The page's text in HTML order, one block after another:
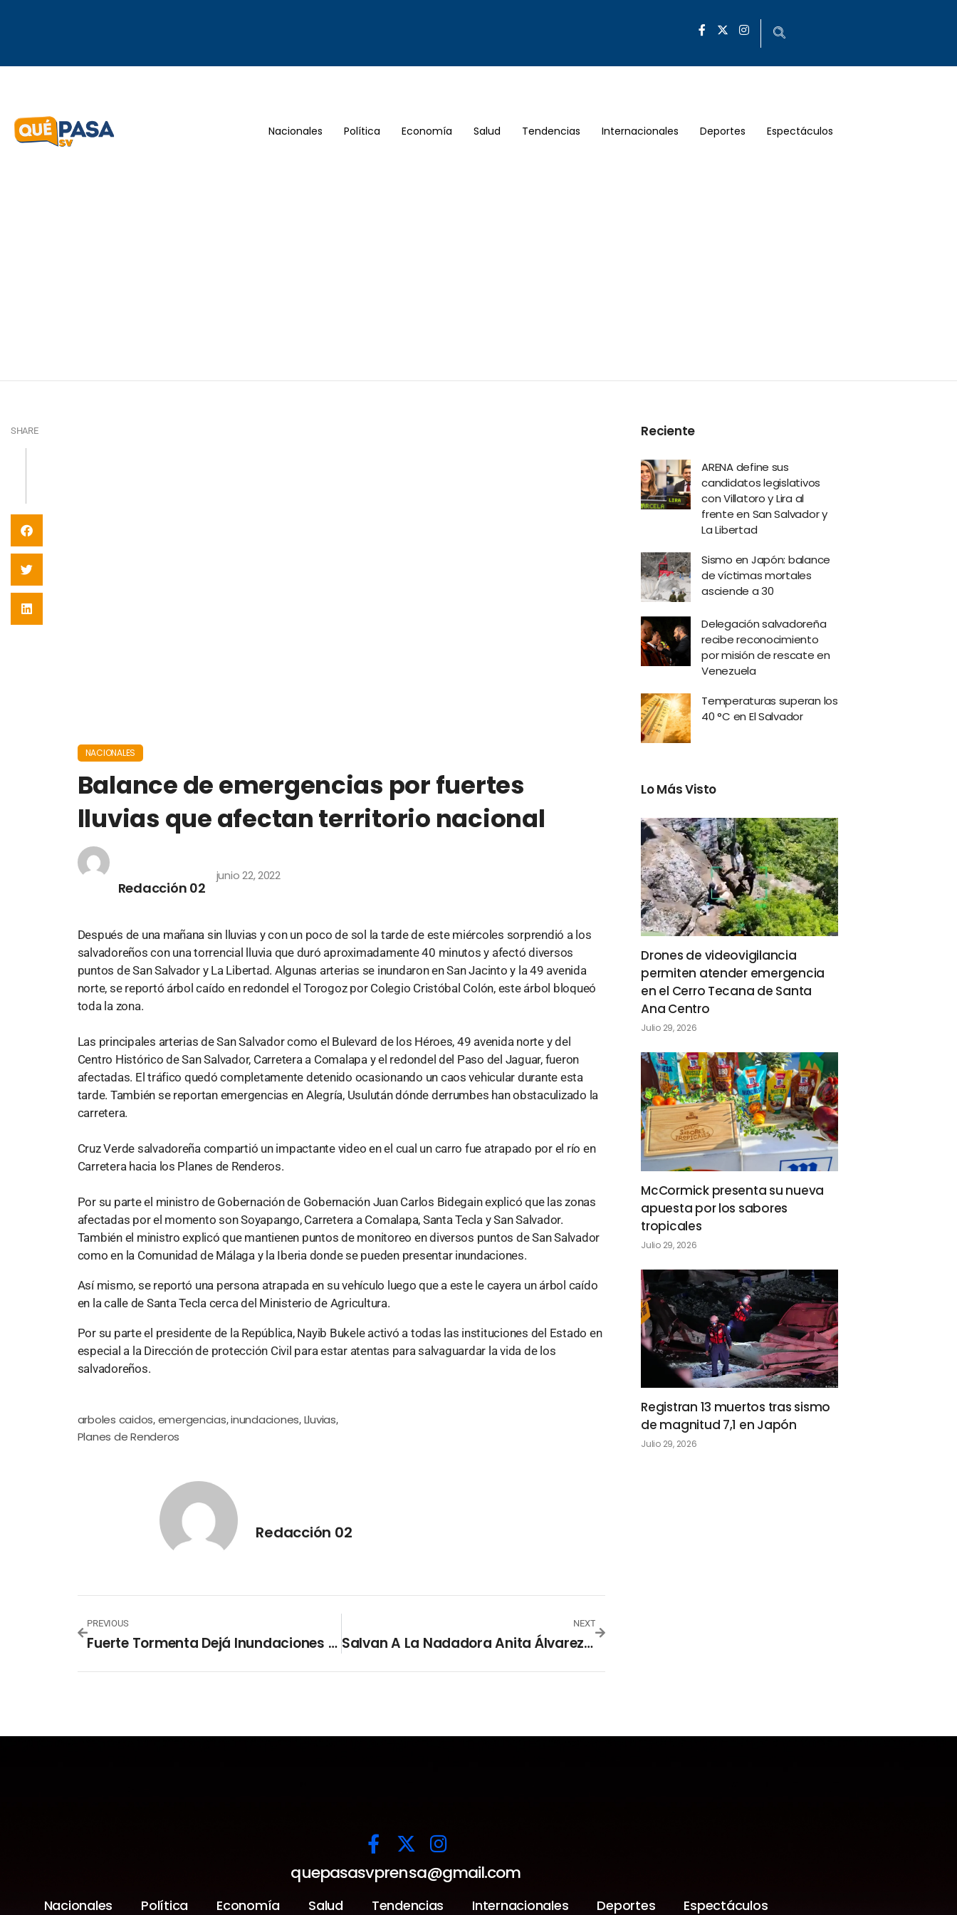
Nacionales Política Economía Salud Tendencias Internacionales Deportes Espectáculos
SHARE
NACIONALES
Balance de emergencias por fuertes
lluvias que afectan territorio nacional
Redacción 02
junio 22, 2022
Después de una mañana sin lluvias y con un poco de sol la tarde de este miércoles sorprendió a los
salvadoreños con una torrencial lluvia que duró aproximadamente 40 minutos y afectó diversos
puntos de San Salvador y La Libertad. Algunas arterias se inundaron en San Jacinto y la 49 avenida
norte, se reportó árbol caído en redondel el Torogoz por Colegio Cristóbal Colón, este árbol bloqueó
toda la zona.
Las principales arterias de San Salvador como el Bulevard de los Héroes, 49 avenida norte y del
Centro Histórico de San Salvador, Carretera a Comalapa y el redondel del Paso del Jaguar, fueron
afectadas. El tráfico quedó completamente detenido ocasionando un caos vehicular durante esta
tarde. También se reportan emergencias en Alegría, Usulután dónde derrumbes han obstaculizado la
carretera.
Cruz Verde salvadoreña compartió un impactante video en el cual un carro fue atrapado por el río en
Carretera hacia los Planes de Renderos.
Por su parte el ministro de Gobernación de Gobernación Juan Carlos Bidegain explicó que las zonas
afectadas por el momento son Soyapango, Carretera a Comalapa, Santa Tecla y San Salvador.
También el ministro explicó que mantienen puntos de monitoreo en diversos puntos de San Salvador
como en la Comunidad de Málaga y la Iberia donde se pueden presentar inundaciones.
Así mismo, se reportó una persona atrapada en su vehículo luego que a este le cayera un árbol caído
en la calle de Santa Tecla cerca del Ministerio de Agricultura.
Por su parte el presidente de la República, Nayib Bukele activó a todas las instituciones del Estado en
especial a la Dirección de protección Civil para estar atentas para salvaguardar la vida de los
salvadoreños.
arboles caidos, emergencias,inundaciones, Lluvias,
Planes de Renderos
Redacción 02
PREVIOUS
Fuerte Tormenta Dejá Inundaciones En Gran Parte De San Salvador.
NEXT
Salvan A La Nadadora Anita Álvarez Tras Desmayarse En La Piscina Durante El Mundial De Natación En Hungría.
Reciente
ARENA define sus
candidatos legislativos
con Villatoro y Lira al
frente en San Salvador y
La Libertad
Sismo en Japón: balance
de víctimas mortales
asciende a 30
Delegación salvadoreña
recibe reconocimiento
por misión de rescate en
Venezuela
Temperaturas superan los
40 °C en El Salvador
Lo Más Visto
Drones de videovigilancia
permiten atender emergencia
en el Cerro Tecana de Santa
Ana Centro
Julio 29, 2026
McCormick presenta su nueva
apuesta por los sabores
tropicales
Julio 29, 2026
Registran 13 muertos tras sismo
de magnitud 7,1 en Japón
Julio 29, 2026
quepasasvprensa@gmail.com
Nacionales Política Economía Salud Tendencias Internacionales Deportes Espectáculos